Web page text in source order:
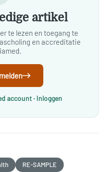
artikel
te lezen en toegang te
en accreditatie
account · Inloggen
RE-SAMPLE